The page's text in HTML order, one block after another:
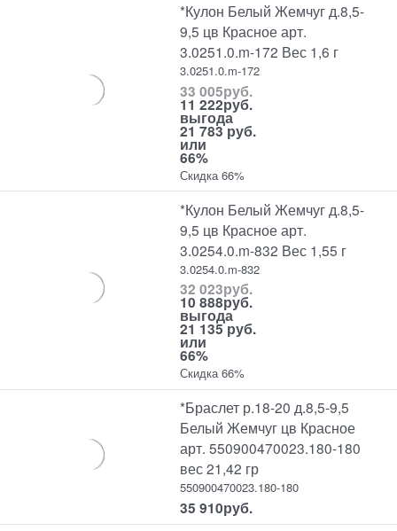
*Кулон Белый Жемчуг д.8,5-
9,5 цв Красное арт.
3.0251.0.m-172 Вес 1,6 г
3.0251.0.m-172
33 005руб.
11 222руб.
выгода
21 783 руб.
или
66%
Скидка 66%
*Кулон Белый Жемчуг д.8,5-
9,5 цв Красное арт.
3.0254.0.m-832 Вес 1,55 г
3.0254.0.m-832
32 023руб.
10 888руб.
выгода
21 135 руб.
или
66%
Скидка 66%
*Браслет р.18-20 д.8,5-9,5
Белый Жемчуг цв Красное
арт. 550900470023.180-180
вес 21,42 гр
550900470023.180-180
35 910руб.